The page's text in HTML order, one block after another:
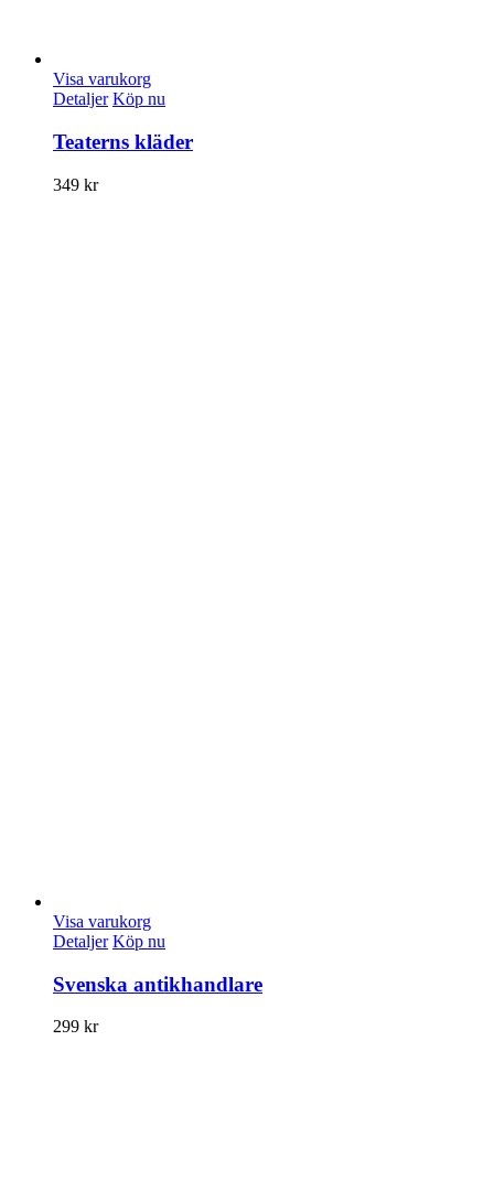
Visa varukorg
Detaljer Köp nu
Teaterns kläder
349 kr
Visa varukorg
Detaljer Köp nu
Svenska antikhandlare
299 kr